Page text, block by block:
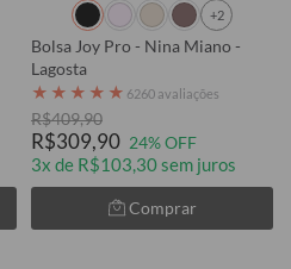
+2
Bolsa Joy Pro - Nina Miano -
Lagosta
★ ★ ★ ★ ★ 6260 avaliações
R$409,90
R$309,90 24% OFF
3x de R$103,30 sem juros
Comprar